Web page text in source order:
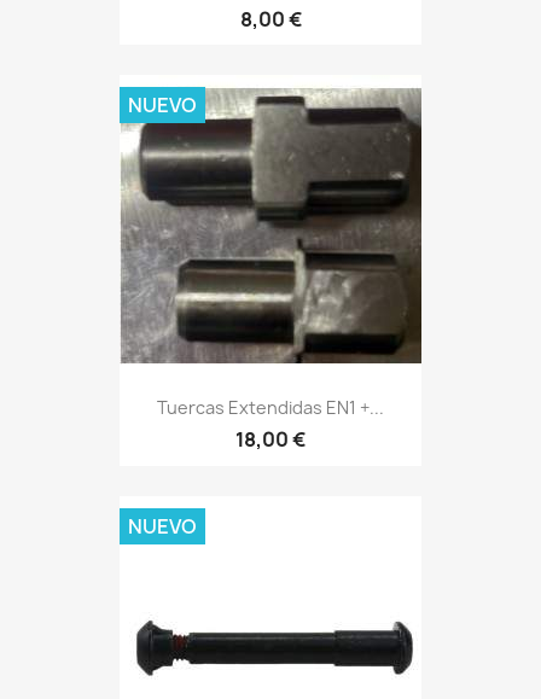
8,00 €
Tuercas Extendidas EN1 +...
18,00 €
NUEVO
NUEVO